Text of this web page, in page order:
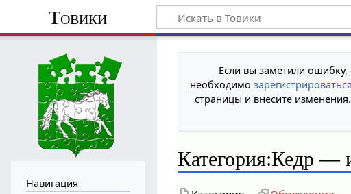
Товики
Если вы заметили
необходимозарегистрироваться
страницы и внесите
Категория:Кедр —
Навигация